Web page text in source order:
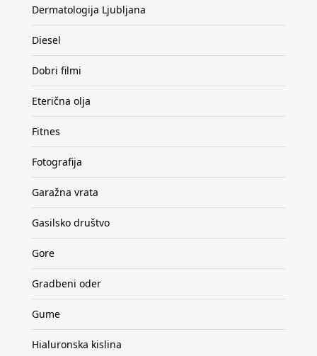
Dermatologija Ljubljana
Diesel
Dobri filmi
Eterična olja
Fitnes
Fotografija
Garažna vrata
Gasilsko društvo
Gore
Gradbeni oder
Gume
Hialuronska kislina